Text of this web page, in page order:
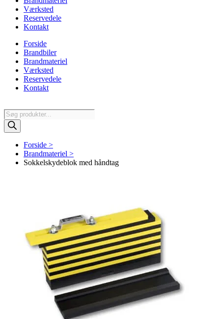
Værksted
Reservedele
Kontakt
Forside
Brandbiler
Brandmateriel
Værksted
Reservedele
Kontakt
Products
search
Forside >
Brandmateriel >
Sokkelskydeblok med håndtag